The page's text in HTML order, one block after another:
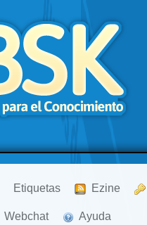
Etiquetas Ezine
Webchat Ayuda